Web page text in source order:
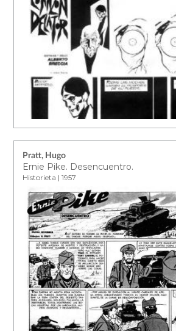
Pratt, Hugo
Ernie Pike. Desencuentro.
Historieta | 1957